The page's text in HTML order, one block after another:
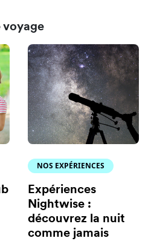
voyage
NOS EXPÉRIENCES
Expériences
Nightwise :
découvrez la nuit
comme jamais